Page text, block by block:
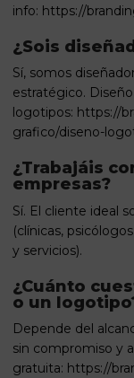
info: https://
¿Sois
Sí, somos
estratégico.
logotipos: https://
grafico/diseno-
¿Trabajáis
empresas?
Sí. El cliente ideal
(clínicas,
y servicios).
¿Cuánto
o un
Depende del
sin compromiso y
gratuita: https://